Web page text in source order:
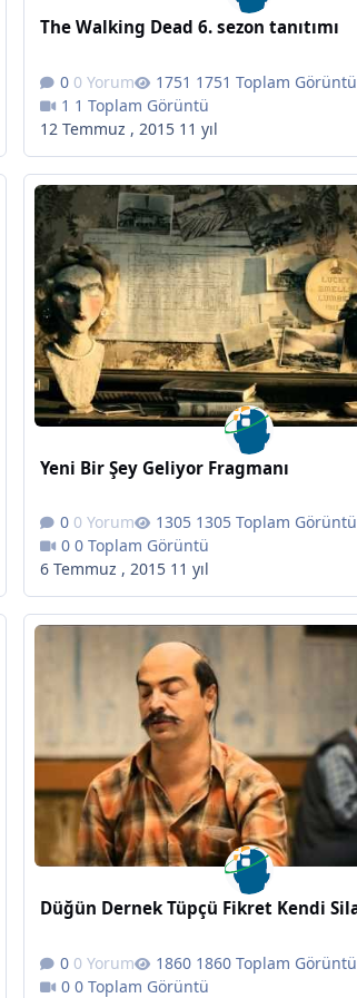
The Walking Dead 6. sezon tanıtımı
0 Yorum
1751 Toplam Görüntü
1 Toplam Görüntü
12 Temmuz , 2015 11 yıl
Yeni Bir Şey Geliyor Fragmanı
0 Yorum
1305 Toplam Görüntü
0 Toplam Görüntü
6 Temmuz , 2015 11 yıl
0 Yorum
1860 Toplam Görüntü
0 Toplam Görüntü